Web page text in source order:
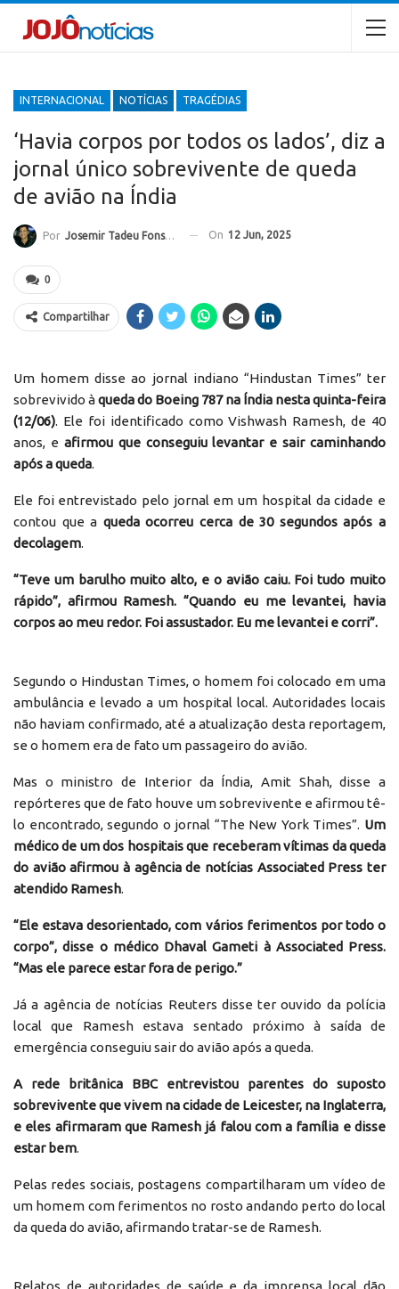
INTERNACIONAL NOTÍCIAS TRAGÉDIAS
‘Havia corpos por todos os lados’, diz a
jornal único sobrevivente de queda
de avião na Índia
Por Josemir Tadeu Fonseca On 12 Jun, 2025
0
Compartilhar
Um homem disse ao jornal indiano “Hindustan Times” ter
sobrevivido àqueda do Boeing 787 na Índia nesta quinta-feira
(12/06). Ele foi identificado como Vishwash Ramesh, de 40
anos, e afirmou que conseguiu levantar e sair caminhando
após a queda.
Ele foi entrevistado pelo jornal em um hospital da cidade e
contou que a queda ocorreu cerca de 30 segundos após a
decolagem.
“Teve um barulho muito alto, e o avião caiu. Foi tudo muito
rápido”, afirmou Ramesh. “Quando eu me levantei, havia
corpos ao meu redor. Foi assustador. Eu me levantei e corri”.
Segundo o Hindustan Times, o homem foi colocado em uma
ambulância e levado a um hospital local. Autoridades locais
não haviam confirmado, até a atualização desta reportagem,
se o homem era de fato um passageiro do avião.
Mas o ministro de Interior da Índia, Amit Shah, disse a
repórteres que de fato houve um sobrevivente e afirmou tê-
lo encontrado, segundo o jornal “The New York Times”. Um
médico de um dos hospitais que receberam vítimas da queda
do avião afirmou à agência de notícias Associated Press ter
atendido Ramesh.
“Ele estava desorientado, com vários ferimentos por todo o
corpo”, disse o médico Dhaval Gameti à Associated Press.
“Mas ele parece estar fora de perigo.”
Já a agência de notícias Reuters disse ter ouvido da polícia
local que Ramesh estava sentado próximo à saída de
emergência conseguiu sair do avião após a queda.
A rede britânica BBC entrevistou parentes do suposto
sobrevivente que vivem na cidade de Leicester, na Inglaterra,
e eles afirmaram que Ramesh já falou com a família e disse
estar bem.
Pelas redes sociais, postagens compartilharam um vídeo de
um homem com ferimentos no rosto andando perto do local
da queda do avião, afirmando tratar-se de Ramesh.
Relatos de autoridades de saúde e da imprensa local dão